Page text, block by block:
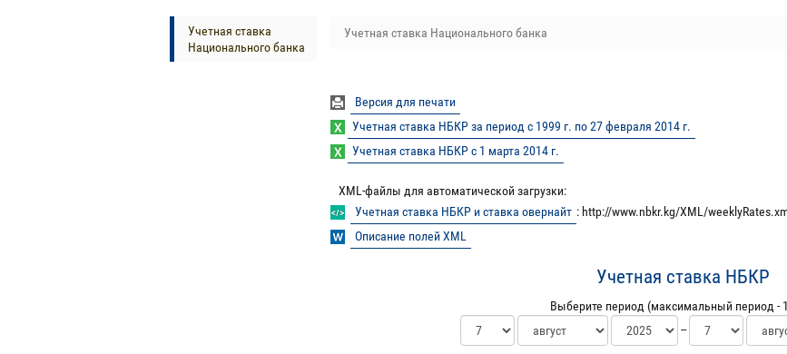
Учетная ставка
Национального банка
Учетная ставка Национального банка
Версия для печати
Учетная ставка НБКР за период с 1999 г. по 27 февраля 2014 г.
Учетная ставка НБКР с 1 марта 2014 г.
XML-файлы для автоматической загрузки:
Учетная ставка НБКР и ставка овернайт : http://www.nbkr.kg/XML/
Описание полей XML
Учетная ставка НБКР
Выберите период (максимальный период -
--